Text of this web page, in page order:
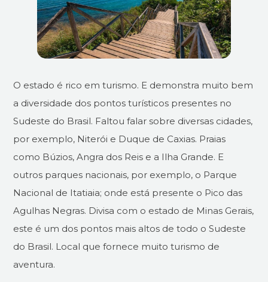
O estado é rico em turismo. E demonstra muito bem
a diversidade dos pontos turísticos presentes no
Sudeste do Brasil. Faltou falar sobre diversas cidades,
por exemplo, Niterói e Duque de Caxias. Praias
como Búzios, Angra dos Reis e a Ilha Grande. E
outros parques nacionais, por exemplo, o Parque
Nacional de Itatiaia; onde está presente o Pico das
Agulhas Negras. Divisa com o estado de Minas Gerais,
este é um dos pontos mais altos de todo o Sudeste
do Brasil. Local que fornece muito turismo de
aventura.